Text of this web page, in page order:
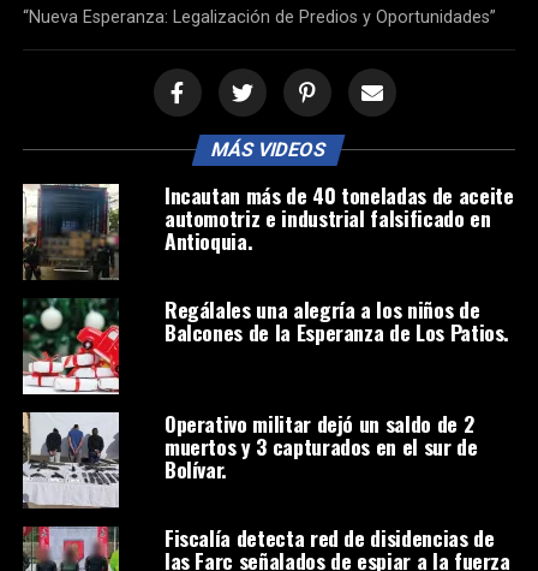
“Nueva Esperanza: Legalización de Predios y Oportunidades”
MÁS VIDEOS
Incautan más de 40 toneladas de aceite
automotriz e industrial falsificado en
Antioquia.
Regálales una alegría a los niños de
Balcones de la Esperanza de Los Patios.
Operativo militar dejó un saldo de 2
muertos y 3 capturados en el sur de
Bolívar.
Fiscalía detecta red de disidencias de
las Farc señalados de espiar a la fuerza